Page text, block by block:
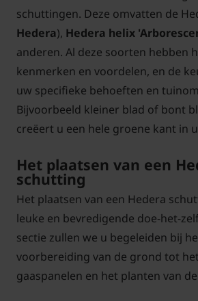
schuttingen. Deze omvatten de
Hedera), Hedera helix
anderen. Al deze soorten hebben
kenmerken en voordelen, en de
uw specifieke behoeften en
Bijvoorbeeld kleiner blad of bont
creëert u een hele groene kant in
Het plaatsen van een
schutting
Het plaatsen van een Hedera
leuke en bevredigende doe-het-
sectie zullen we u begeleiden bij
voorbereiding van de grond tot
gaaspanelen en het planten van